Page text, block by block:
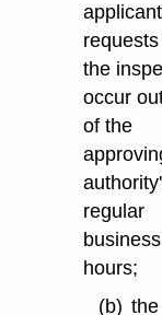
applicant
the
occur
of the
regular
business
hours;
(b) the